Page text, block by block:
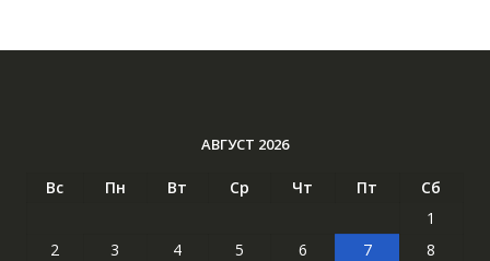
АВГУСТ 2026
Вс Пн Вт Ср Чт Пт
Сб
1
2
3 4 5 6 7
8